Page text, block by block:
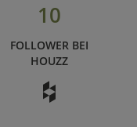
10
FOLLOWER BEI
HOUZZ